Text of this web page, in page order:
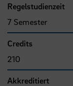
Regelstudienzeit
7 Semester
Credits
210
Akkreditiert